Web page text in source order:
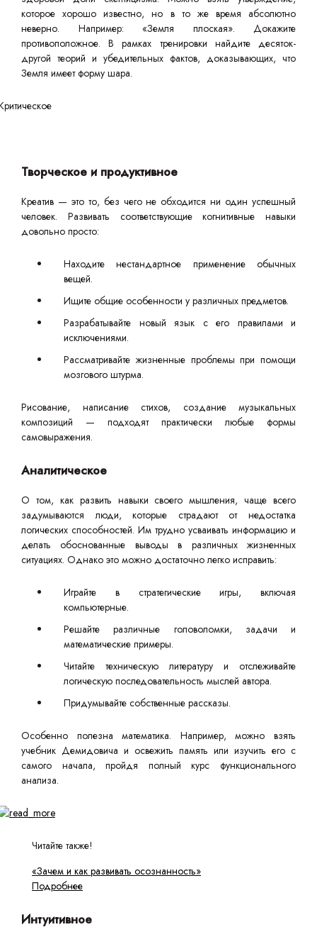
которое хорошо известно, но в то же время абсолютно
неверно. Например: «Земля плоская». Докажите
противоположное. В рамках тренировки найдите десяток-
другой теорий и убедительных фактов, доказывающих, что
Земля имеет форму шара.
Творческое и продуктивное
Креатив — это то, без чего не обходится ни один успешный
человек. Развивать соответствующие когнитивные навыки
довольно просто:
Находите нестандартное применение обычных
вещей.
Ищите общие особенности у различных предметов.
Разрабатывайте новый язык с его правилами и
исключениями.
Рассматривайте жизненные проблемы при помощи
мозгового штурма.
Рисование, написание стихов, создание музыкальных
композиций — подходят практически любые формы
самовыражения.
Аналитическое
О том, как развить навыки своего мышления, чаще всего
задумываются люди, которые страдают от недостатка
логических способностей. Им трудно усваивать информацию и
делать обоснованные выводы в различных жизненных
ситуациях. Однако это можно достаточно легко исправить:
Играйте в стратегические игры, включая
компьютерные.
Решайте различные головоломки, задачи и
математические примеры.
Читайте техническую литературу и отслеживайте
логическую последовательность мыслей автора.
Придумывайте собственные рассказы.
Особенно полезна математика. Например, можно взять
учебник Демидовича и освежить память или изучить его с
самого начала, пройдя полный курс функционального
анализа.
Читайте также!
«Зачем и как развивать осознанность»
Подробнее
Интуитивное